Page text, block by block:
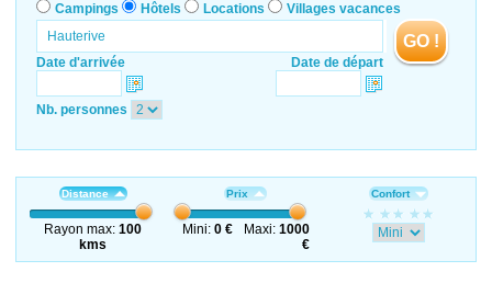
Campings Hôtels Locations Villages vacances
Date d'arrivée Date de départ
GO !
Nb. personnes
Distance
Rayon max:100
kms
Prix
Mini: 0 € Maxi:1000
€
Confort